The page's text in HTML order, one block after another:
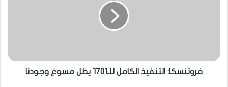
فروتنسكا: التنفيذ الكامل للـ1701 يظل مسوغ وجودنا